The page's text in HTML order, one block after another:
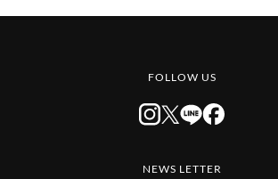
FOLLOW US
NEWS LETTER